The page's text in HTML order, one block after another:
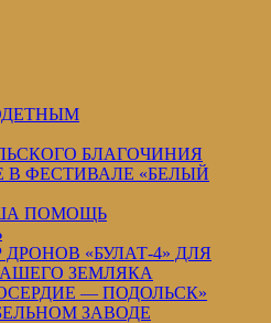
БЛАГОЧИНИЯ
В ФЕСТИВАЛЕ «БЕЛЫЙ
ПОМОЩЬ
«БУЛАТ-4» ДЛЯ
ЗЕМЛЯКА
— ПОДОЛЬСК»
ЗАВОДЕ